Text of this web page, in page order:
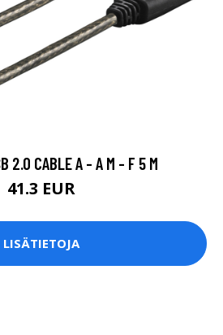
2.0 CABLE A - A M - F 5 M
41.3 EUR
LISÄTIETOJA